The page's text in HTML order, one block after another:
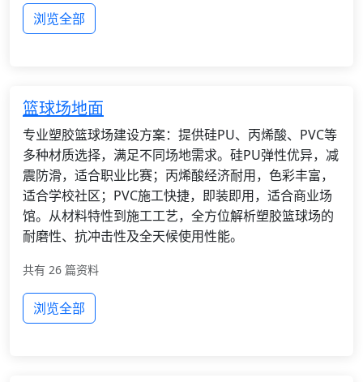
浏览全部
篮球场地面
专业塑胶篮球场建设方案：提供硅PU、丙烯酸、PVC等
多种材质选择，满足不同场地需求。硅PU弹性优异，减
震防滑，适合职业比赛；丙烯酸经济耐用，色彩丰富，
适合学校社区；PVC施工快捷，即装即用，适合商业场
馆。从材料特性到施工工艺，全方位解析塑胶篮球场的
耐磨性、抗冲击性及全天候使用性能。
共有 26 篇资料
浏览全部